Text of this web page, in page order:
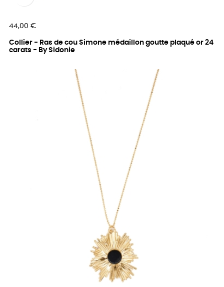
Prix
44,00 €
Collier - Ras de cou Simone médaillon goutte plaqué or 24
carats - By Sidonie